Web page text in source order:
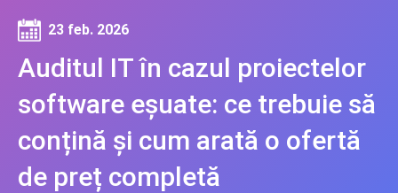
Auditul IT în cazul proiectelor
software eșuate: ce trebuie să
conțină și cum arată o ofertă
de preț completă
23 feb. 2026